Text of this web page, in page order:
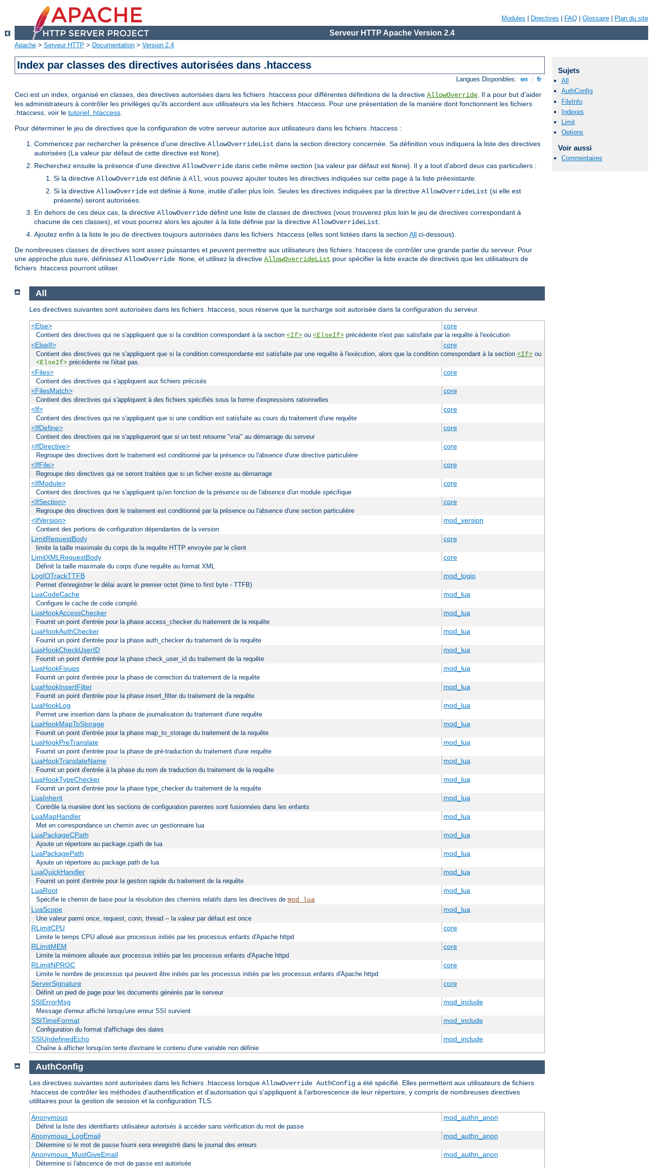
Modules Directives FAQ Glossaire Plan du site
Serveur HTTP Apache Version 2.4
Apache > Serveur HTTP > Documentation > Version 2.4
Index par classes des directives autorisées dans .htaccess
Langues Disponibles: en fr
Ceci est un index, organisé en classes, des directives autorisées dans les fichiers .htaccess pour différentes définitions de la directive AllowOverride. Il a pour but d'aider
les administrateurs à contrôler les privilèges qu'ils accordent aux utilisateurs via les fichiers .htaccess. Pour une présentation de la manière dont fonctionnent les fichiers
.htaccess, voir le tutoriel .htaccess.
Pour déterminer le jeu de directives que la configuration de votre serveur autorise aux utilisateurs dans les fichiers .htaccess :
Commencez par rechercher la présence d'une directive AllowOverrideList dans la section directory concernée. Sa définition vous indiquera la liste des directives
autorisées (La valeur par défaut de cette directive est None).
Recherchez ensuite la présence d'une directive AllowOverride dans cette même section (sa valeur par défaut est None). Il y a tout d'abord deux cas particuliers :
Si la directive AllowOverride est définie à All, vous pouvez ajouter toutes les directives indiquées sur cette page à la liste préexistante.
Si la directive AllowOverride est définie à None, inutile d'aller plus loin. Seules les directives indiquées par la directive AllowOverrideList (si elle est
présente) seront autorisées.
En dehors de ces deux cas, la directive AllowOverride définit une liste de classes de directives (vous trouverez plus loin le jeu de directives correspondant à
chacune de ces classes), et vous pourrez alors les ajouter à la liste définie par la directive AllowOverrideList.
Ajoutez enfin à la liste le jeu de directives toujours autorisées dans les fichiers .htaccess (elles sont listées dans la section All ci-dessous).
De nombreuses classes de directives sont assez puissantes et peuvent permettre aux utilisateurs des fichiers .htaccess de contrôler une grande partie du serveur. Pour
une approche plus sure, définissez AllowOverride None, et utilisez la directive AllowOverrideList pour spécifier la liste exacte de directives que les utilisateurs de
fichiers .htaccess pourront utiliser.
Sujets
All
AuthConfig
FileInfo
Indexes
Limit
Options
Voir aussi
Commentaires
All
Les directives suivantes sont autorisées dans les fichiers .htaccess, sous réserve que la surcharge soit autorisée dans la configuration du serveur.
<Else> core
Contient des directives qui ne s'appliquent que si la condition correspondant à la section <If> ou <ElseIf> précédente n'est pas satisfaite par la requête à l'exécution
<ElseIf> core
Contient des directives qui ne s'appliquent que si la condition correspondante est satisfaite par une requête à l'exécution, alors que la condition correspondant à la section <If> ou
<ElseIf> précédente ne l'était pas.
<Files> core
Contient des directives qui s'appliquent aux fichiers précisés
<FilesMatch> core
Contient des directives qui s'appliquent à des fichiers spécifiés sous la forme d'expressions rationnelles
<If> core
Contient des directives qui ne s'appliquent que si une condition est satisfaite au cours du traitement d'une requête
<IfDefine> core
Contient des directives qui ne s'appliqueront que si un test retourne "vrai" au démarrage du serveur
<IfDirective> core
Regroupe des directives dont le traitement est conditionné par la présence ou l'absence d'une directive particulière
<IfFile> core
Regroupe des directives qui ne seront traitées que si un fichier existe au démarrage
<IfModule> core
Contient des directives qui ne s'appliquent qu'en fonction de la présence ou de l'absence d'un module spécifique
<IfSection> core
Regroupe des directives dont le traitement est conditionné par la présence ou l'absence d'une section particulière
<IfVersion> mod_version
Contient des portions de configuration dépendantes de la version
LimitRequestBody core
limite la taille maximale du corps de la requête HTTP envoyée par le client
LimitXMLRequestBody core
Définit la taille maximale du corps d'une requête au format XML
LogIOTrackTTFB mod_logio
Permet d'enregistrer le délai avant le premier octet (time to first byte - TTFB)
LuaCodeCache mod_lua
Configure le cache de code compilé.
LuaHookAccessChecker mod_lua
Fournit un point d'entrée pour la phase access_checker du traitement de la requête
LuaHookAuthChecker mod_lua
Fournit un point d'entrée pour la phase auth_checker du traitement de la requête
LuaHookCheckUserID mod_lua
Fournit un point d'entrée pour la phase check_user_id du traitement de la requête
LuaHookFixups mod_lua
Fournit un point d'entrée pour la phase de correction du traitement de la requête
LuaHookInsertFilter mod_lua
Fournit un point d'entrée pour la phase insert_filter du traitement de la requête
LuaHookLog mod_lua
Permet une insertion dans la phase de journalisation du traitement d'une requête
LuaHookMapToStorage mod_lua
Fournit un point d'entrée pour la phase map_to_storage du traitement de la requête
LuaHookPreTranslate mod_lua
Fournit un point d'entrée pour la phase de pré-traduction du traitement d'une requête
LuaHookTranslateName mod_lua
Fournit un point d'entrée à la phase du nom de traduction du traitement de la requête
LuaHookTypeChecker mod_lua
Fournit un point d'entrée pour la phase type_checker du traitement de la requête
LuaInherit mod_lua
Contrôle la manière dont les sections de configuration parentes sont fusionnées dans les enfants
LuaMapHandler mod_lua
Met en correspondance un chemin avec un gestionnaire lua
LuaPackageCPath mod_lua
Ajoute un répertoire au package.cpath de lua
LuaPackagePath mod_lua
Ajoute un répertoire au package.path de lua
LuaQuickHandler mod_lua
Fournit un point d'entrée pour la gestion rapide du traitement de la requête
LuaRoot mod_lua
Spécifie le chemin de base pour la résolution des chemins relatifs dans les directives de mod_lua
LuaScope mod_lua
Une valeur parmi once, request, conn, thread -- la valeur par défaut est once
RLimitCPU core
Limite le temps CPU alloué aux processus initiés par les processus enfants d'Apache httpd
RLimitMEM core
Limite la mémoire allouée aux processus initiés par les processus enfants d'Apache httpd
RLimitNPROC core
Limite le nombre de processus qui peuvent être initiés par les processus initiés par les processus enfants d'Apache httpd
ServerSignature core
Définit un pied de page pour les documents générés par le serveur
SSIErrorMsg mod_include
Message d'erreur affiché lorsqu'une erreur SSI survient
SSITimeFormat mod_include
Configuration du format d'affichage des dates
SSIUndefinedEcho mod_include
Chaîne à afficher lorsqu'on tente d'extraire le contenu d'une variable non définie
AuthConfig
Les directives suivantes sont autorisées dans les fichiers .htaccess lorsque AllowOverride AuthConfig a été spécifié. Elles permettent aux utilisateurs de fichiers
.htaccess de contrôler les méthodes d'authentification et d'autorisation qui s'appliquent à l'arborescence de leur répertoire, y compris de nombreuses directives
utilitaires pour la gestion de session et la configuration TLS.
Anonymous mod_authn_anon
Définit la liste des identifiants utilisateur autorisés à accéder sans vérification du mot de passe
Anonymous_LogEmail mod_authn_anon
Détermine si le mot de passe fourni sera enregistré dans le journal des erreurs
Anonymous_MustGiveEmail mod_authn_anon
Détermine si l'abscence de mot de passe est autorisée